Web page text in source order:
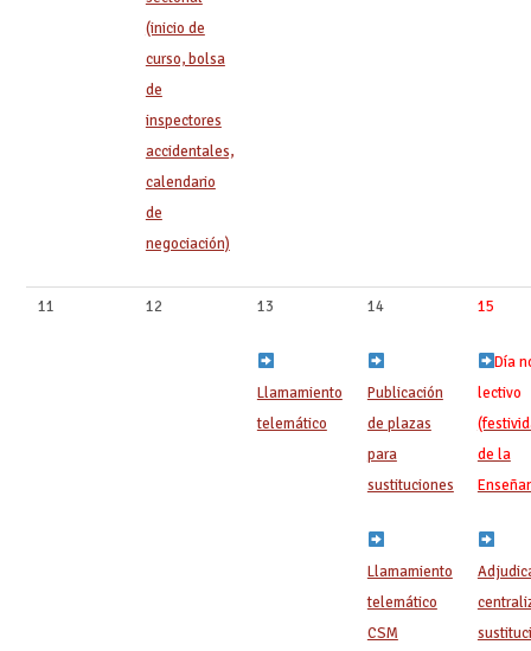
(inicio de
curso, bolsa
de
inspectores
accidentales,
calendario
de
negociación)
11 12 13
Llamamiento
telemático
14
Publicación
de plazas
para
sustituciones
Llamamiento
telemático
CSM
15
Día
lectivo
de la